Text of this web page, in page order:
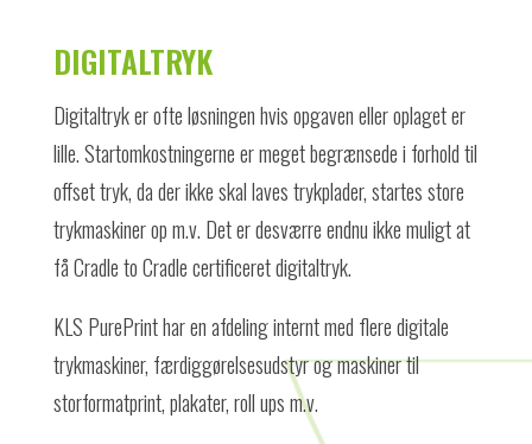
DIGITALTRYK
Digitaltryk er ofte løsningen hvis opgaven eller oplaget er
lille. Startomkostningerne er meget begrænsede i forhold til
offset tryk, da der ikke skal laves trykplader, startes store
trykmaskiner op m.v. Det er desværre endnu ikke muligt at
få Cradle to Cradle certificeret digitaltryk.
KLS PurePrint har en afdeling internt med flere digitale
trykmaskiner, færdiggørelsesudstyr og maskiner til
storformatprint, plakater, roll ups m.v.